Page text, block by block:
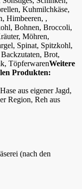
Kuhmilchkäse,
Himbeeren, ,
Bohnen, Broccoli,
Möhren,
Spinat, Spitzkohl,
Brot,
TöpferwarenWeitere
Produkten:
aus eigener Jagd,
Region, Reh aus
(nach den